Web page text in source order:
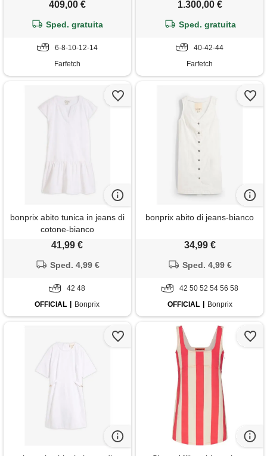
409,00 €
Sped. gratuita
6-8-10-12-14
Farfetch
1.300,00 €
Sped. gratuita
40-42-44
Farfetch
bonprix abito tunica in jeans di
cotone-bianco
41,99 €
Sped. 4,99 €
42 48
OFFICIAL
Bonprix
bonprix abito di jeans-bianco
34,99 €
Sped. 4,99 €
42 50 52 54 56 58
OFFICIAL
Bonprix